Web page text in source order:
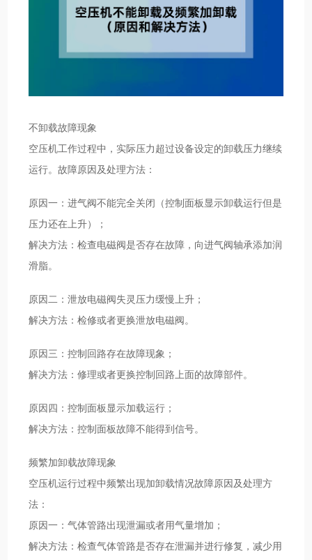
不卸载故障现象
空压机工作过程中，实际压力超过设备设定的卸载压力继续
运行。故障原因及处理方法：
原因一：进气阀不能完全关闭（控制面板显示卸载运行但是
压力还在上升）；
解决方法：检查电磁阀是否存在故障，向进气阀轴承添加润
滑脂。
原因二：泄放电磁阀失灵压力缓慢上升；
解决方法：检修或者更换泄放电磁阀。
原因三：控制回路存在故障现象；
解决方法：修理或者更换控制回路上面的故障部件。
原因四：控制面板显示加载运行；
解决方法：控制面板故障不能得到信号。
频繁加卸载故障现象
空压机运行过程中频繁出现加卸载情况故障原因及处理方
法：
原因一：气体管路出现泄漏或者用气量增加；
解决方法：检查气体管路是否存在泄漏并进行修复，减少用